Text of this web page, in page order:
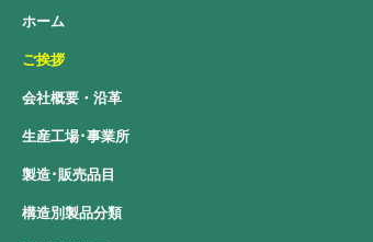
ホーム
ご挨拶
会社概要・沿革
生産工場･事業所
製造･販売品目
構造別製品分類